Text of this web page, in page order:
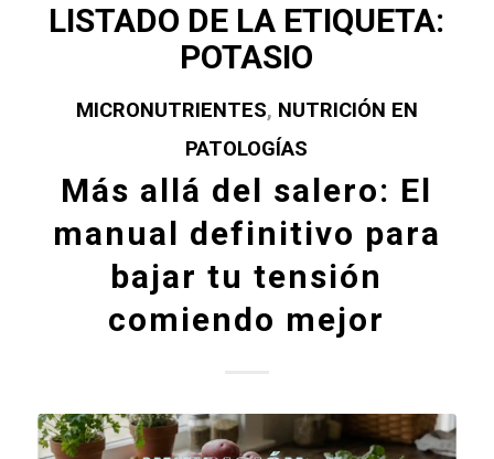
LISTADO DE LA ETIQUETA:
POTASIO
MICRONUTRIENTES, NUTRICIÓN EN
PATOLOGÍAS
Más allá del salero: El
manual definitivo para
bajar tu tensión
comiendo mejor